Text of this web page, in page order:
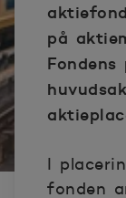
på
I
fonden